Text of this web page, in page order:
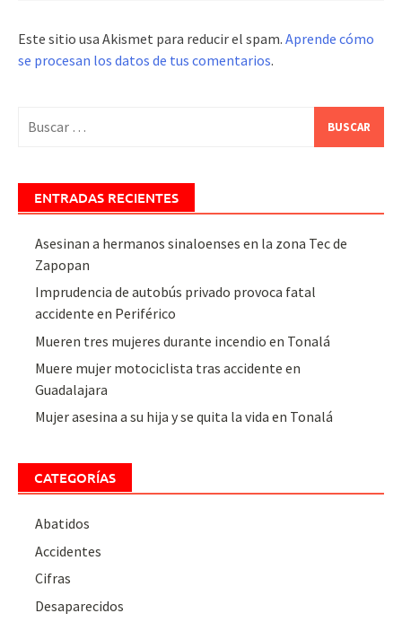
Este sitio usa Akismet para reducir el spam. Aprende cómo
se procesan los datos de tus comentarios.
ENTRADAS RECIENTES
Asesinan a hermanos sinaloenses en la zona Tec de
Zapopan
Imprudencia de autobús privado provoca fatal
accidente en Periférico
Mueren tres mujeres durante incendio en Tonalá
Muere mujer motociclista tras accidente en
Guadalajara
Mujer asesina a su hija y se quita la vida en Tonalá
CATEGORÍAS
Abatidos
Accidentes
Cifras
Desaparecidos